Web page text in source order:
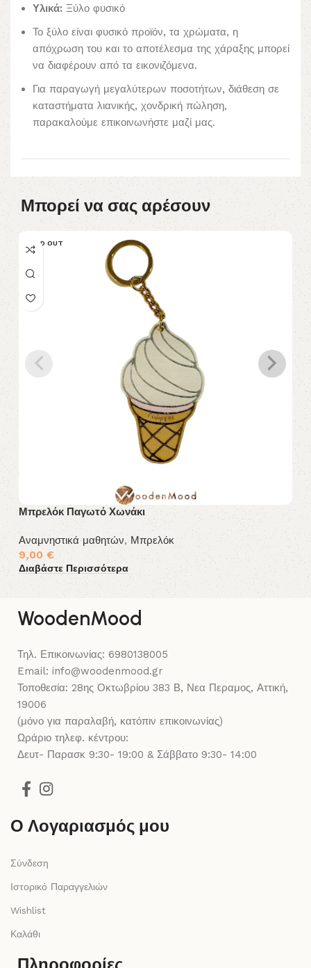
Υλικά: Ξύλο φυσικό
Το ξύλο είναι φυσικό προϊόν, τα χρώματα, η
απόχρωση του και το αποτέλεσμα της χάραξης μπορεί
να διαφέρουν από τα εικονιζόμενα.
Για παραγωγή μεγαλύτερων ποσοτήτων, διάθεση σε
καταστήματα λιανικής, χονδρική πώληση,
παρακαλούμε επικοινωνήστε μαζί μας.
Μπορεί να σας αρέσουν
SOLD OUT
Μπρελόκ Παγωτό Χωνάκι
Αναμνηστικά μαθητών, Μπρελόκ
9,00 €
Διαβάστε Περισσότερα
WoodenMood
Τηλ. Επικοινωνίας: 6980138005
Email: info@woodenmood.gr
Τοποθεσία: 28ης Οκτωβρίου 383 Β, Νεα Περαμος, Αττική,
19006
(μόνο για παραλαβή, κατόπιν επικοινωνίας)
Ωράριο τηλεφ. κέντρου:
Δευτ- Παρασκ 9:30- 19:00 & Σάββατο 9:30- 14:00
Ο Λογαριασμός μου
Σύνδεση
Ιστορικό Παραγγελιών
Wishlist
Καλάθι